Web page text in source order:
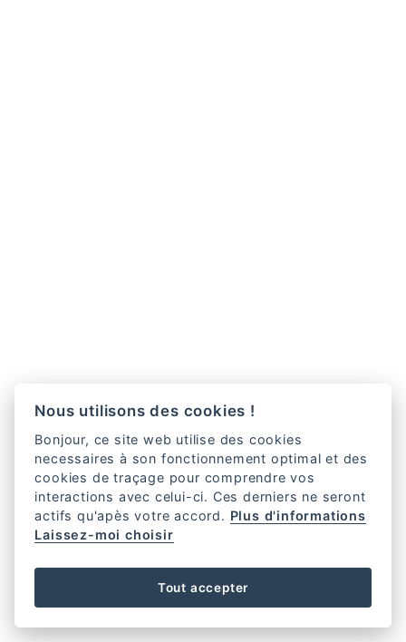
Nous utilisons des cookies !
Bonjour, ce site web utilise des cookies
necessaires à son fonctionnement optimal et des
cookies de traçage pour comprendre vos
interactions avec celui-ci. Ces derniers ne seront
actifs qu'apès votre accord. Plus d'informations
Laissez-moi choisir
Tout accepter